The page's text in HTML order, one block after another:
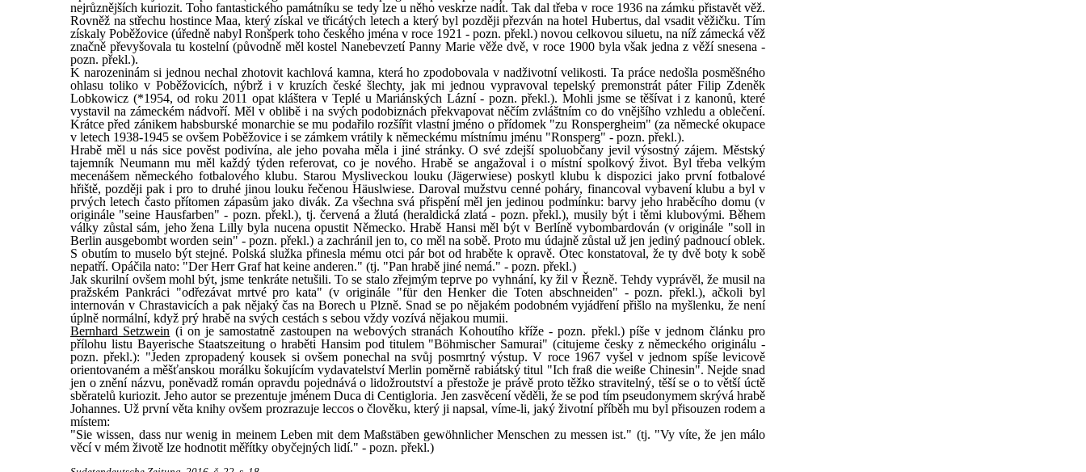
nejrůznějších kuriozit. Toho fantastického památníku se tedy lze u něho veskrze nadít. Tak dal třeba v roce 1936 na zámku přistavět věž.
Rovněž na střechu hostince Maa, který získal ve třicátých letech a který byl později přezván na hotel Hubertus, dal vsadit věžičku. Tím
získaly Poběžovice (úředně nabyl Ronšperk toho českého jména v roce 1921 - pozn. překl.) novou celkovou siluetu, na níž zámecká věž
značně převyšovala tu kostelní (původně měl kostel Nanebevzetí Panny Marie věže dvě, v roce 1900 byla však jedna z věží snesena -
pozn. překl.).
K narozeninám si jednou nechal zhotovit kachlová kamna, která ho zpodobovala v nadživotní velikosti. Ta práce nedošla posměšného
ohlasu toliko v Poběžovicích, nýbrž i v kruzích české šlechty, jak mi jednou vypravoval tepelský premonstrát páter Filip Zdeněk
Lobkowicz (*1954, od roku 2011 opat kláštera v Teplé u Mariánských Lázní - pozn. překl.). Mohli jsme se těšívat i z kanonů, které
vystavil na zámeckém nádvoří. Měl v oblibě i na svých podobiznách překvapovat něčím zvláštním co do vnějšího vzhledu a oblečení.
Krátce před zánikem habsburské monarchie se mu podařilo rozšířit vlastní jméno o přídomek "zu Ronspergheim" (za německé okupace
v letech 1938-1945 se ovšem Poběžovice i se zámkem vrátily k německému místnímu jménu "Ronsperg" - pozn. překl.).
Hrabě měl u nás sice pověst podivína, ale jeho povaha měla i jiné stránky. O své zdejší spoluobčany jevil výsostný zájem. Městský
tajemník Neumann mu měl každý týden referovat, co je nového. Hrabě se angažoval i o místní spolkový život. Byl třeba velkým
mecenášem německého fotbalového klubu. Starou Mysliveckou louku (Jägerwiese) poskytl klubu k dispozici jako první fotbalové
hřiště, později pak i pro to druhé jinou louku řečenou Häuslwiese. Daroval mužstvu cenné poháry, financoval vybavení klubu a byl v
prvých letech často přítomen zápasům jako divák. Za všechna svá přispění měl jen jedinou podmínku: barvy jeho hraběcího domu (v
originále "seine Hausfarben" - pozn. překl.), tj. červená a žlutá (heraldická zlatá - pozn. překl.), musily být i těmi klubovými. Během
války zůstal sám, jeho žena Lilly byla nucena opustit Německo. Hrabě Hansi měl být v Berlíně vybombardován (v originále "soll in
Berlin ausgebombt worden sein" - pozn. překl.) a zachránil jen to, co měl na sobě. Proto mu údajně zůstal už jen jediný padnoucí oblek.
S obutím to muselo být stejné. Polská služka přinesla mému otci pár bot od hraběte k opravě. Otec konstatoval, že ty dvě boty k sobě
nepatří. Opáčila nato: "Der Herr Graf hat keine anderen." (tj. "Pan hrabě jiné nemá." - pozn. překl.)
Jak skurilní ovšem mohl být, jsme tenkráte netušili. To se stalo zřejmým teprve po vyhnání, ky žil v Řezně. Tehdy vyprávěl, že musil na
pražském Pankráci "odřezávat mrtvé pro kata" (v originále "für den Henker die Toten abschneiden" - pozn. překl.), ačkoli byl
internován v Chrastavicích a pak nějaký čas na Borech u Plzně. Snad se po nějakém podobném vyjádření přišlo na myšlenku, že není
úplně normální, když prý hrabě na svých cestách s sebou vždy vozívá nějakou mumii.
Bernhard Setzwein (i on je samostatně zastoupen na webových stranách Kohoutího kříže - pozn. překl.) píše v jednom článku pro
přílohu listu Bayerische Staatszeitung o hraběti Hansim pod titulem "Böhmischer Samurai" (citujeme česky z německého originálu -
pozn. překl.): "Jeden zpropadený kousek si ovšem ponechal na svůj posmrtný výstup. V roce 1967 vyšel v jednom spíše levicově
orientovaném a měšťanskou morálku šokujícím vydavatelství Merlin poměrně rabiátský titul "Ich fraß die weiße Chinesin". Nejde snad
jen o znění názvu, poněvadž román opravdu pojednává o lidožroutství a přestože je právě proto těžko stravitelný, těší se o to větší úctě
sběratelů kuriozit. Jeho autor se prezentuje jménem Duca di Centigloria. Jen zasvěcení věděli, že se pod tím pseudonymem skrývá hrabě
Johannes. Už první věta knihy ovšem prozrazuje leccos o člověku, který ji napsal, víme-li, jaký životní příběh mu byl přisouzen rodem a
místem:
"Sie wissen, dass nur wenig in meinem Leben mit dem Maßstäben gewöhnlicher Menschen zu messen ist." (tj. "Vy víte, že jen málo
věcí v mém životě lze hodnotit měřítky obyčejných lidí." - pozn. překl.)